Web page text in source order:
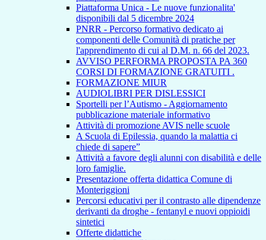
Piattaforma Unica - Le nuove funzionalita'
disponibili dal 5 dicembre 2024
PNRR - Percorso formativo dedicato ai
componenti delle Comunità di pratiche per
l'apprendimento di cui al D.M. n. 66 del 2023.
AVVISO PERFORMA PROPOSTA PA 360
CORSI DI FORMAZIONE GRATUITI .
FORMAZIONE MIUR
AUDIOLIBRI PER DISLESSICI
Sportelli per l’Autismo - Aggiornamento
pubblicazione materiale informativo
Attività di promozione AVIS nelle scuole
A Scuola di Epilessia, quando la malattia ci
chiede di sapere”
Attività a favore degli alunni con disabilità e delle
loro famiglie.
Presentazione offerta didattica Comune di
Monteriggioni
Percorsi educativi per il contrasto alle dipendenze
derivanti da droghe - fentanyl e nuovi oppioidi
sintetici
Offerte didattiche